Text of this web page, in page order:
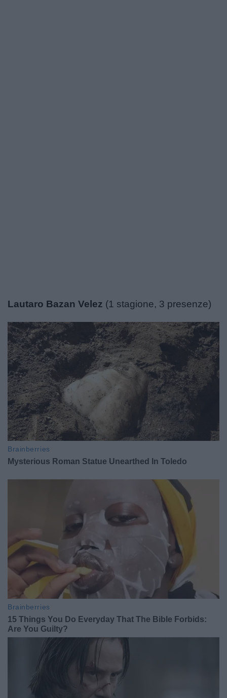
Lautaro Bazan Velez (1 stagione, 3 presenze)